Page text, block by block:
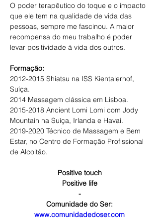
O poder terapêutico do toque e o impacto
que ele tem na qualidade de vida das
pessoas, sempre me fascinou. A maior
recompensa do meu trabalho é poder
levar positividade à vida dos outros.
Formação:
2012-2015 Shiatsu na ISS Kientalerhof,
Suíça.
2014 Massagem clássica em Lisboa.
2015-2018 Ancient Lomi Lomi com Jody
Mountain na Suíça, Irlanda e Havai.
2019-2020 Técnico de Massagem e Bem
Estar, no Centro de Formação Profissional
de Alcoitão.
Positive touch
Positive life
-
Comunidade do Ser:
www.comunidadedoser.com